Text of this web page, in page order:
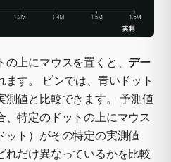
上にマウスを置くと、 デー
ます。 ビンでは、青いドット
測値と比較できます。 予測値
、特定のドットの上にマウス
ット）がその特定の実測値
れだけ異なっているかを比較